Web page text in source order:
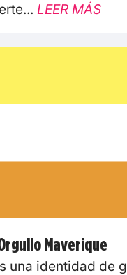
LEER MÁS
Maverique
una identidad de